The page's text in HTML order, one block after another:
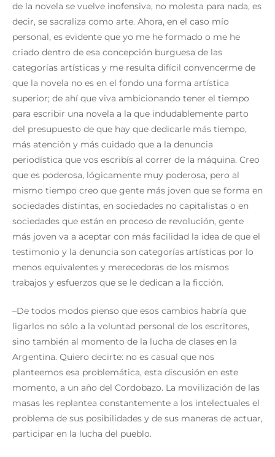
de la novela se vuelve inofensiva, no molesta para nada, es
decir, se sacraliza como arte. Ahora, en el caso mío
personal, es evidente que yo me he formado o me he
criado dentro de esa concepción burguesa de las
categorías artísticas y me resulta difícil convencerme de
que la novela no es en el fondo una forma artística
superior; de ahí que viva ambicionando tener el tiempo
para escribir una novela a la que indudablemente parto
del presupuesto de que hay que dedicarle más tiempo,
más atención y más cuidado que a la denuncia
periodística que vos escribís al correr de la máquina. Creo
que es poderosa, lógicamente muy poderosa, pero al
mismo tiempo creo que gente más joven que se forma en
sociedades distintas, en sociedades no capitalistas o en
sociedades que están en proceso de revolución, gente
más joven va a aceptar con más facilidad la idea de que el
testimonio y la denuncia son categorías artísticas por lo
menos equivalentes y merecedoras de los mismos
trabajos y esfuerzos que se le dedican a la ficción.
–De todos modos pienso que esos cambios habría que
ligarlos no sólo a la voluntad personal de los escritores,
sino también al momento de la lucha de clases en la
Argentina. Quiero decirte: no es casual que nos
planteemos esa problemática, esta discusión en este
momento, a un año del Cordobazo. La movilización de las
masas les replantea constantemente a los intelectuales el
problema de sus posibilidades y de sus maneras de actuar,
participar en la lucha del pueblo.